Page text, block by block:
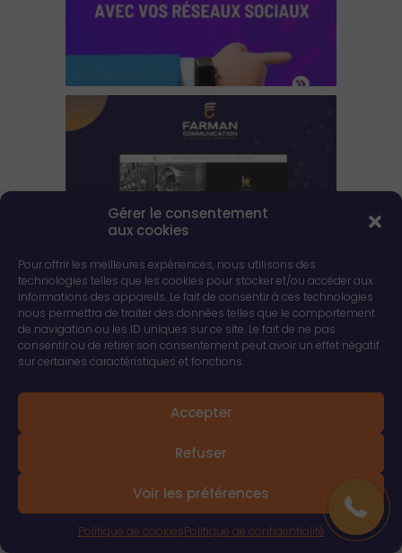
Gérer le consentement
aux cookies
Pour offrir les meilleures expériences, nous utilisons des
technologies telles que les cookies pour stocker et/ou accéder aux
informations des appareils. Le fait de consentir à ces technologies
nous permettra de traiter des données telles que le comportement
de navigation ou les ID uniques sur ce site. Le fait de ne pas
consentir ou de retirer son consentement peut avoir un effet négatif
sur certaines caractéristiques et fonctions.
Accepter
Refuser
Voir les préférences
Politique de cookiesPolitique de confidentialité